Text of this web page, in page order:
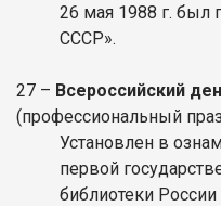
26 мая 1988 г. был
СССР».
27 – Всероссийский
(профессиональный
Установлен в
первой
библиотеки